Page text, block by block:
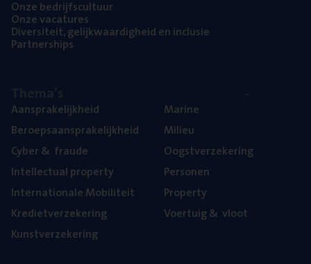
Onze bedrijfs­cul­tuur
Onze vaca­tu­res
Diver­si­teit, gelijk­waar­dig­heid en inclusie
Part­ner­ships
Aan­spra­ke­lijk­heid
Beroeps­aan­spra­ke­lijk­heid
Cyber& fraude
Intel­lec­tu­al property
Inter­na­ti­o­na­le Mobiliteit
Kre­diet­ver­ze­ke­ring
Kunst­ver­ze­ke­ring
Mari­ne
Mili­eu
Oogst­ver­ze­ke­ring
Per­so­nen
Pro­per­ty
Voer­tuig& vloot